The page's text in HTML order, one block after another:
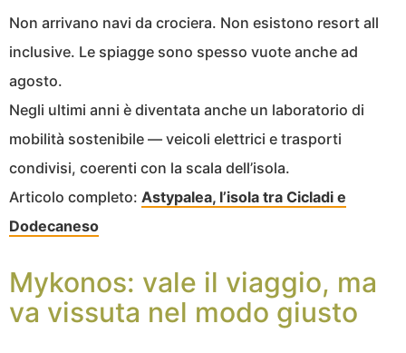
Non arrivano navi da crociera. Non esistono resort all
inclusive. Le spiagge sono spesso vuote anche ad
agosto.
Negli ultimi anni è diventata anche un laboratorio di
mobilità sostenibile — veicoli elettrici e trasporti
condivisi, coerenti con la scala dell’isola.
Articolo completo: Astypalea, l’isola tra Cicladi e
Dodecaneso
Mykonos: vale il viaggio, ma
va vissuta nel modo giusto